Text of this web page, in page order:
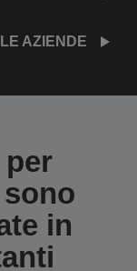
AZIENDE
in